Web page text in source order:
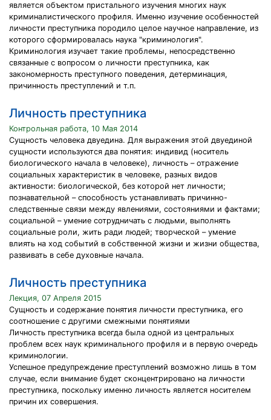
является объектом пристального изучения многих наук
криминалистического профиля. Именно изучение особенностей
личности преступника породило целое научное направление, из
которого сформировалась наука "криминология".
Криминология изучает такие проблемы, непосредственно
связанные с вопросом о личности преступника, как
закономерность преступного поведения, детерминация,
причинность преступлений и т.п.
Личность преступника
Контрольная работа, 10 Мая 2014
Сущность человека двуедина. Для выражения этой двуединой
сущности используются два понятия: индивид (носитель
биологического начала в человеке), личность – отражение
социальных характеристик в человеке, разных видов
активности: биологической, без которой нет личности;
познавательной – способность устанавливать причинно-
следственные связи между явлениями, состояниями и фактами;
социальной – умение сотрудничать с людьми, выполнять
социальные роли, жить ради людей; творческой – умение
влиять на ход событий в собственной жизни и жизни общества,
развивать в себе духовные начала.
Личность преступника
Лекция, 07 Апреля 2015
Сущность и содержание понятия личности преступника, его
соотношение с другими смежными понятиями
Личность преступника всегда была одной из центральных
проблем всех наук криминального профиля и в первую очередь
криминологии.
Успешное предупреждение преступлений возможно лишь в том
случае, если внимание будет сконцентрировано на личности
преступника, поскольку именно личность является носителем
причин их совершения.